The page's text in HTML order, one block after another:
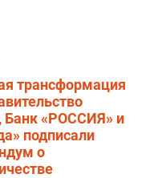
трансформация
Банк «РОССИЯ» и
подписали
о